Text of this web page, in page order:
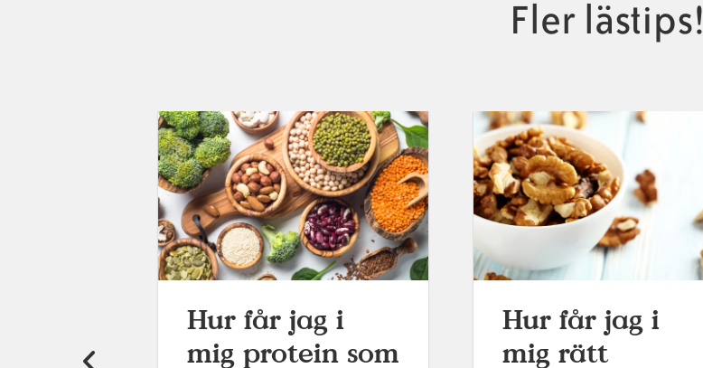
Fler lästips!
Hur får jag i
mig protein som
Hur får jag i
mig rätt